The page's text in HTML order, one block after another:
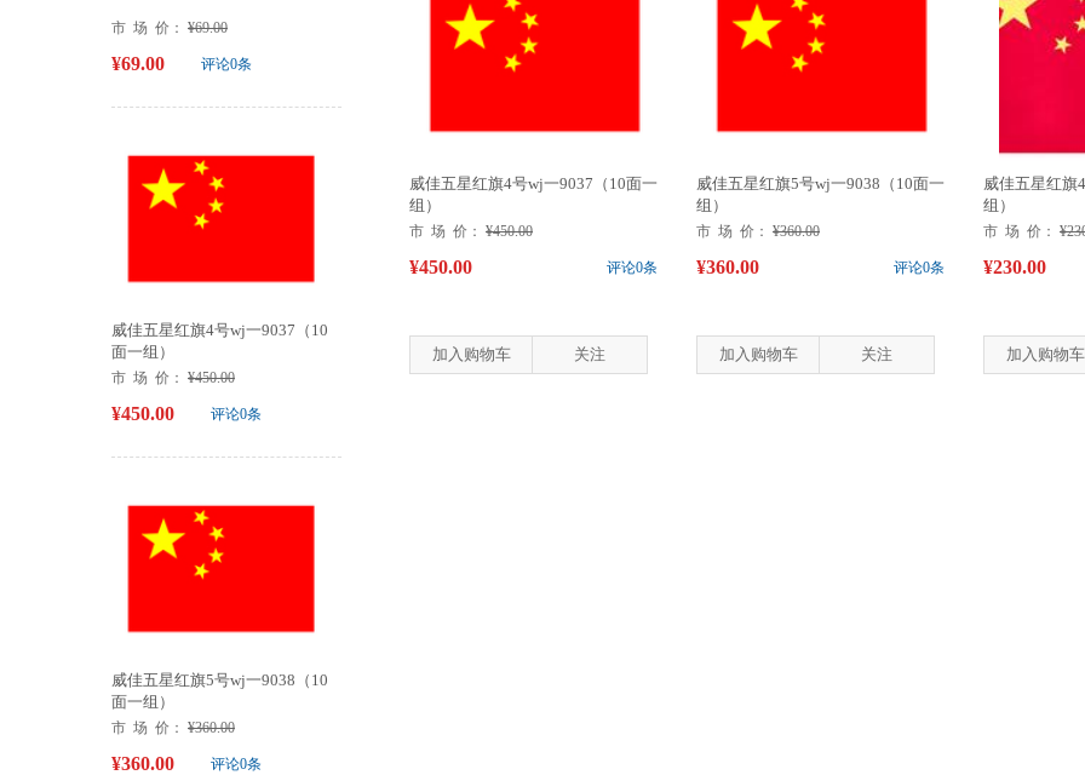
市 场 价： ¥69.00
评论0条
¥69.00
威佳五星红旗4号wj一9037（10
面一组）
市 场 价： ¥450.00
评论0条
¥450.00
威佳五星红旗5号wj一9038（10
面一组）
市 场 价： ¥360.00
评论0条
¥360.00
威佳五星红旗4号wj一9037（10面一
组）
市 场 价： ¥450.00
评论0条
¥450.00
加入购物车 关注
威佳五星红旗5号wj一9038（10面一
组）
市 场 价： ¥360.00
评论0条
¥360.00
加入购物车 关注
威佳五星红旗
组）
市 场 价：
¥230.00
加入购物车